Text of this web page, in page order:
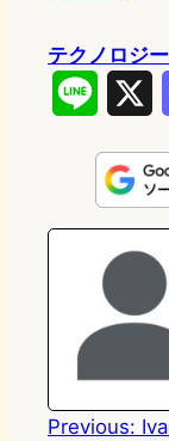
テクノロジ
n
e
Previous: